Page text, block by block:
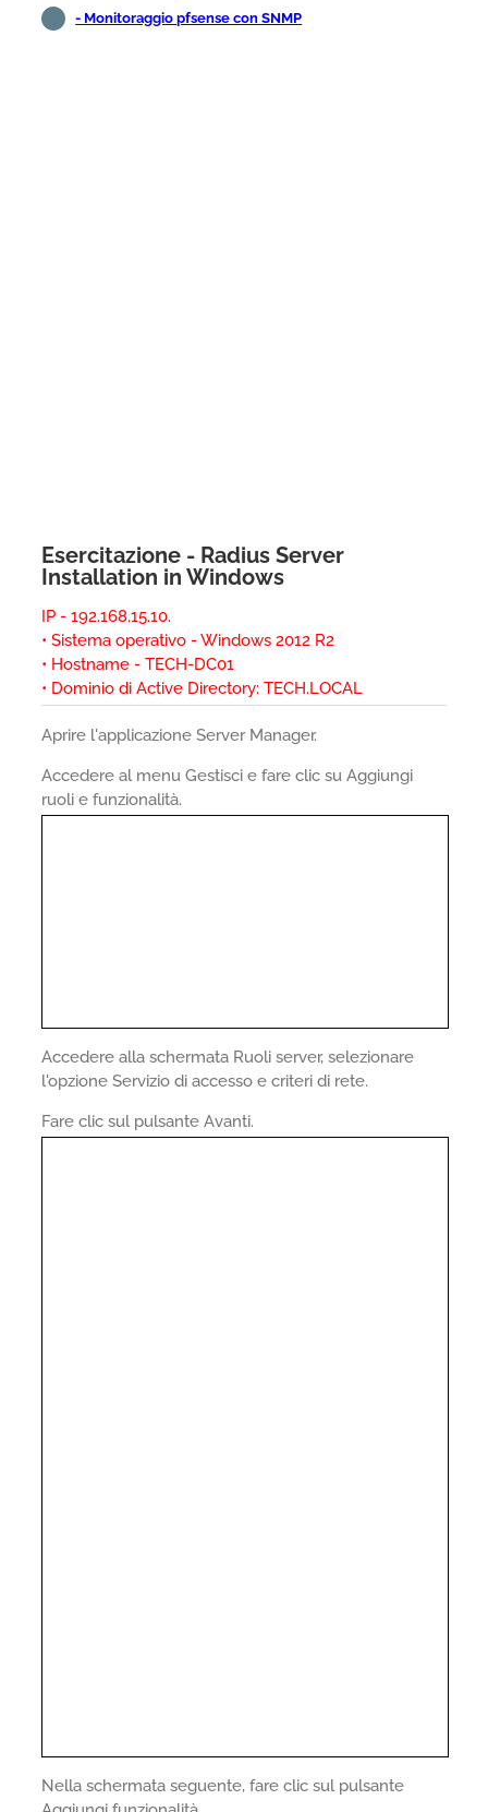
- Monitoraggio pfsense con SNMP
Esercitazione - Radius Server
Installation in Windows
IP - 192.168.15.10.
• Sistema operativo - Windows 2012 R2
• Hostname - TECH-DC01
• Dominio di Active Directory: TECH.LOCAL
Aprire l'applicazione Server Manager.
Accedere al menu Gestisci e fare clic su Aggiungi
ruoli e funzionalità.
Accedere alla schermata Ruoli server, selezionare
l'opzione Servizio di accesso e criteri di rete.
Fare clic sul pulsante Avanti.
Nella schermata seguente, fare clic sul pulsante